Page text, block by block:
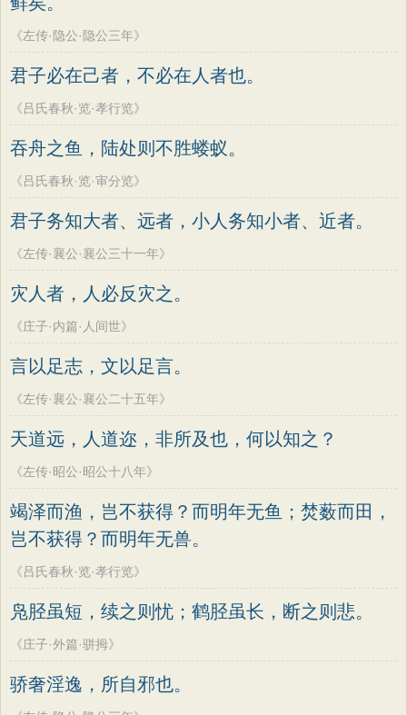
《左传·隐公·隐公三年》
君子必在己者，不必在人者也。
《吕氏春秋·览·孝行览》
吞舟之鱼，陆处则不胜蝼蚁。
《吕氏春秋·览·审分览》
君子务知大者、远者，小人务知小者、近者。
《左传·襄公·襄公三十一年》
灾人者，人必反灾之。
《庄子·内篇·人间世》
言以足志，文以足言。
《左传·襄公·襄公二十五年》
天道远，人道迩，非所及也，何以知之？
《左传·昭公·昭公十八年》
竭泽而渔，岂不获得？而明年无鱼；焚薮而田，
岂不获得？而明年无兽。
《吕氏春秋·览·孝行览》
凫胫虽短，续之则忧；鹤胫虽长，断之则悲。
《庄子·外篇·骈拇》
骄奢淫逸，所自邪也。